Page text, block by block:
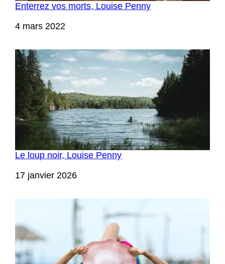
Enterrez vos morts, Louise Penny
Date
4 mars 2022
Le loup noir, Louise Penny
Date
17 janvier 2026